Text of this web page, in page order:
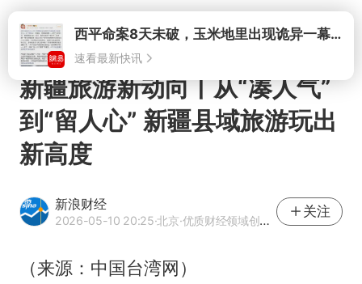
打开西平命案8天未破，玉米地里出现诡异一幕，我突然想起了欧金中
速看最新快讯
新疆旅游新动向丨从“凑人气”
到“留人心” 新疆县域旅游玩出
新高度
新浪财经
2026-05-10 20:25·北京·优质财经领域创作者
关注
（来源：中国台湾网）